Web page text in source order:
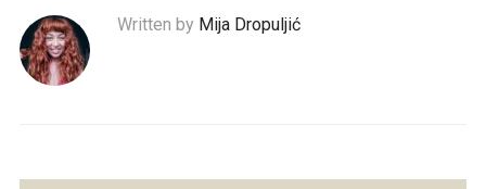
Written by Mija Dropuljić